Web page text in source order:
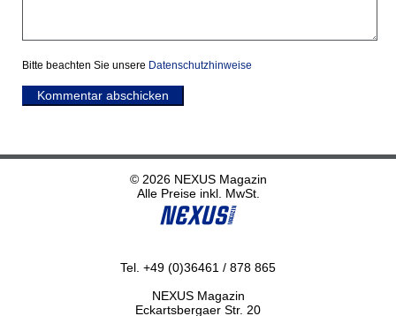
Bitte beachten Sie unsere Datenschutzhinweise
Kommentar abschicken
© 2026 NEXUS Magazin
Alle Preise inkl. MwSt.
Tel. +49 (0)36461 / 878 865
NEXUS Magazin
Eckartsbergaer Str. 20